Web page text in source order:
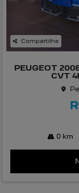
Compartilhe
PEUGEOT
CVT
0 km